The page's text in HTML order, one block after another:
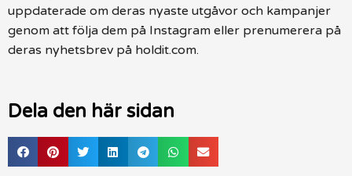
uppdaterade om deras nyaste utgåvor och kampanjer
genom att följa dem på Instagram eller prenumerera på
deras nyhetsbrev på holdit.com.
Dela den här sidan